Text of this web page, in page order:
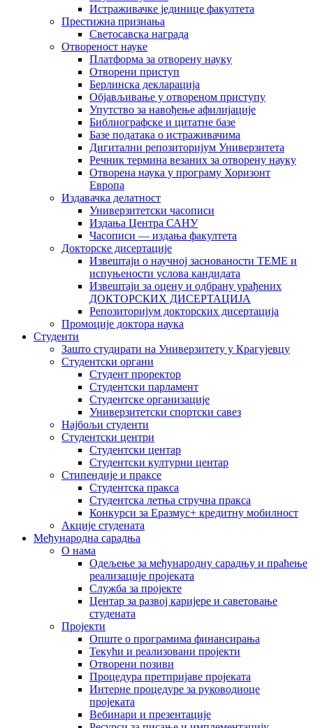
Истраживачке јединице факултета
Престижна признања
Светосавска награда
Отвореност науке
Платформа за отворену науку
Отворени приступ
Берлинска декларација
Објављивање у отвореном приступу
Упутство за навођење афилијације
Библиографске и цитатне базе
Базе података о истраживачима
Дигитални репозиторијум Универзитета
Рeчник термина везаних за отворену науку
Отворена наука у програму Хоризонт
Европа
Издавачка делатност
Универзитетски часописи
Издања Центра САНУ
Часописи — издања факултета
Докторске дисертације
Извештаји о научној заснованости ТЕМЕ и
испуњености услова кандидата
Извештаји за оцену и одбрану урађених
ДОКТОРСКИХ ДИСЕРТАЦИЈА
Репозиторијум докторских дисертација
Промоције доктора наука
Студенти
Зашто студирати на Универзитету у Крагујевцу
Студентски органи
Студент проректор
Студентски парламент
Студентске организације
Универзитетски спортски савез
Најбољи студенти
Студентски центри
Студентски центар
Студентски културни центар
Стипендије и праксе
Студентска пракса
Студентска летња стручна пракса
Конкурси за Еразмус+ кредитну мобилност
Акције студената
Међународна сарадња
О нама
Одељење за међународну сарадњу и праћење
реализације пројеката
Служба за пројекте
Центар за развој каријере и саветовање
студената
Пројекти
Опште о програмима финансирања
Текући и реализовани пројекти
Отворени позиви
Процедура претпријаве пројеката
Интерне процедуре за руководиоце
пројеката
Вебинари и презентације